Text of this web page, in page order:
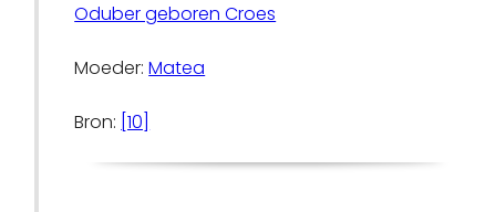
Oduber geboren Croes
Moeder:Matea
Bron: [10]